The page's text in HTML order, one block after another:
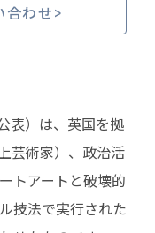
合わせ
表）は、英国を拠
芸術家）、政治活
トアートと破壊的
技法で実行された